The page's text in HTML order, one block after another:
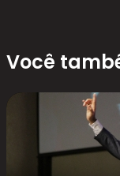
Você